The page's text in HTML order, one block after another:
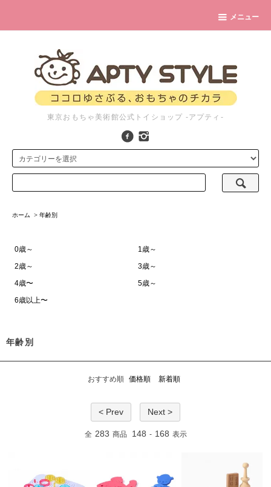
メニュー
東京おもちゃ美術館公式トイショップ -アプティ-
ホーム > 年齢別
0歳～
1歳～
2歳～
3歳～
4歳〜
5歳～
6歳以上〜
年齢別
おすすめ順 価格順 新着順
< Prev Next >
全 283 商品 148 - 168 表示